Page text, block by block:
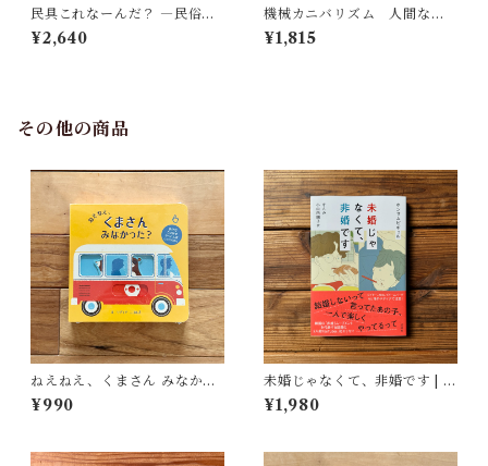
民具これなーんだ？ ―民俗学
者・宮本常一が美術大学に遺
した民具コレクション | 加藤幸
¥2,640
機械カニバリズム 人間なき
あとの人類学へ｜久保 明教
¥1,815
その他の商品
ねえねえ、くまさん みなかっ
た？ | リディア・ニコルズ
(絵), みた かよこ(訳)
¥990
未婚じゃなくて、非婚です | ホ
ンサムピギョル, すんみ(翻訳),
小山内園子(翻訳)
¥1,980